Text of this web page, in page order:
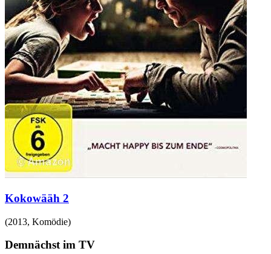
Kokowääh 2
(2013, Komödie)
Demnächst im TV